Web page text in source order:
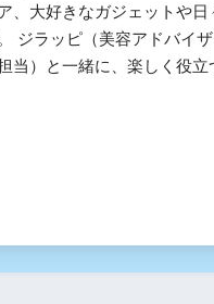
、大好きなガジェットや
ジラッピ（美容アドバイ
当）と一緒に、楽しく役立